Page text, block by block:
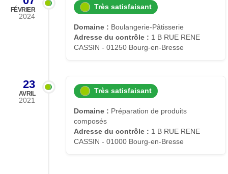
FÉVRIER
2024
Très satisfaisant
Domaine : Boulangerie-Pâtisserie
Adresse du contrôle : 1 B RUE RENE
CASSIN - 01250 Bourg-en-Bresse
23
AVRIL
2021
Très satisfaisant
Domaine : Préparation de produits
composés
Adresse du contrôle : 1 B RUE RENE
CASSIN - 01000 Bourg-en-Bresse